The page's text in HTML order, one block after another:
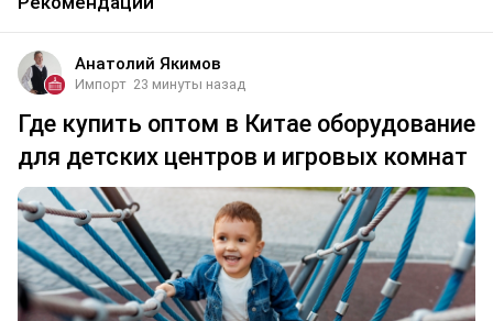
Анатолий Якимов
Импорт 23 минуты назад
Где купить оптом в Китае оборудование
для детских центров и игровых комнат